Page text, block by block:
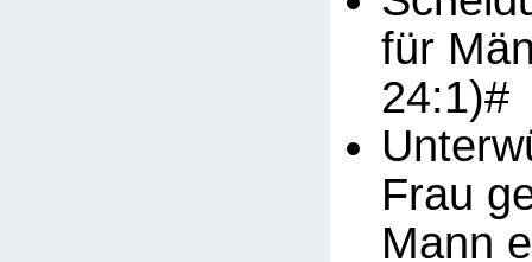
für
24:1)#
Frau
Mann